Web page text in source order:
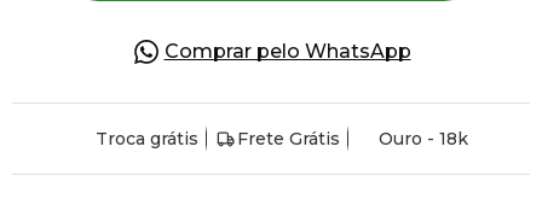
Comprar pelo WhatsApp
Troca grátis Frete Grátis Ouro - 18k
OFERTAS